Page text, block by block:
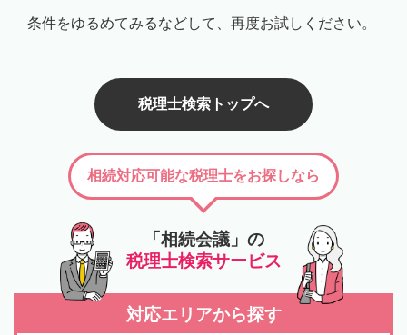
条件をゆるめてみるなどして、再度お試しください。
税理士検索トップへ
「相続会議」の
税理士検索サービス
相続対応可能な税理士をお探しなら
対応エリアから探す